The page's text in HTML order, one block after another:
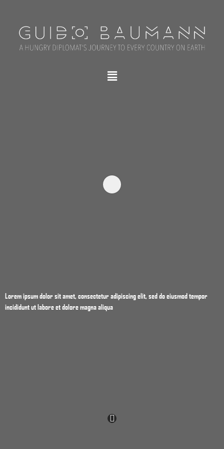
Lorem ipsum dolor sit amet, consectetur adipiscing elit, sed do eiusmod tempor
incididunt ut labore et dolore magna aliqua